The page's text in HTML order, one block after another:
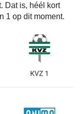
Dat is, héél kort
1 op dit moment.